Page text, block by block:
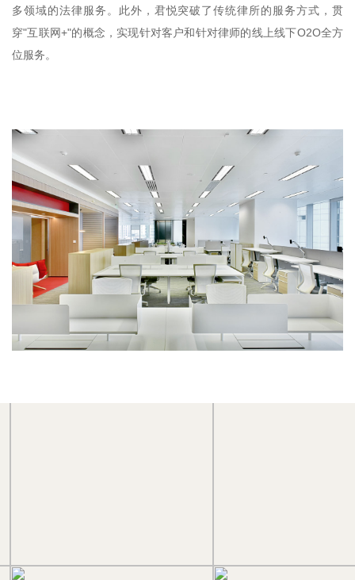
多领域的法律服务。此外，君悦突破了传统律所的服务方式，贯
穿"互联网+"的概念，实现针对客户和针对律师的线上线下O2O全方
位服务。